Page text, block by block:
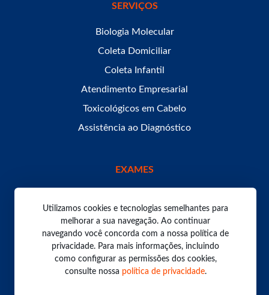
SERVIÇOS
Biologia Molecular
Coleta Domiciliar
Coleta Infantil
Atendimento Empresarial
Toxicológicos em Cabelo
Assistência ao Diagnóstico
EXAMES
Todos os direitos reservados. Laboratório Bom Pastor
2026.
Política de Privacidade
Utilizamos cookies e tecnologias semelhantes para
melhorar a sua navegação. Ao continuar
navegando você concorda com a nossa política de
privacidade. Para mais informações, incluindo
como configurar as permissões dos cookies,
consulte nossa política de privacidade.